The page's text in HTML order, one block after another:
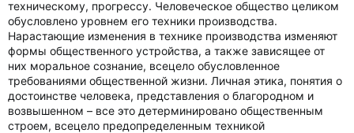
техническому, прогрессу. Человеческое общество целиком
обусловлено уровнем его техники производства.
Нарастающие изменения в технике производства изменяют
формы общественного устройства, а также зависящее от
них моральное сознание, всецело обусловленное
требованиями общественной жизни. Личная этика, понятия о
достоинстве человека, представления о благородном и
возвышенном – все это детерминировано общественным
строем, всецело предопределенным техникой